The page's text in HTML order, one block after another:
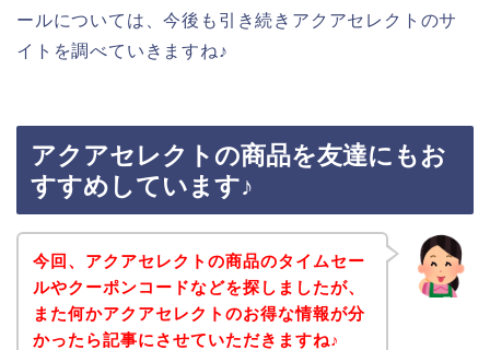
ールについては、今後も引き続きアクアセレクトのサ
イトを調べていきますね♪
アクアセレクトの商品を友達にもお
すすめしています♪
今回、アクアセレクトの商品のタイムセー
ルやクーポンコードなどを探しましたが、
また何かアクアセレクトのお得な情報が分
かったら記事にさせていただきますね♪